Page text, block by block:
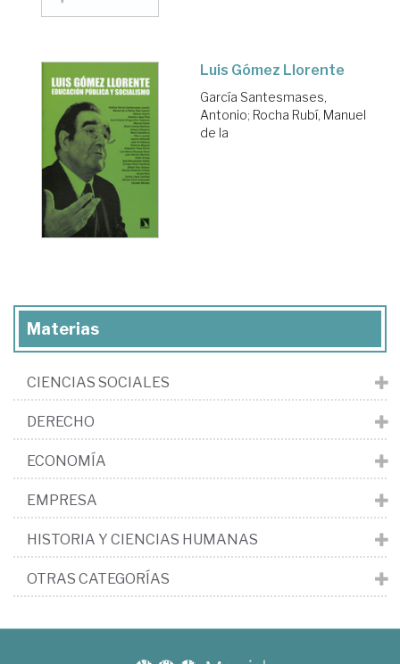
Luis Gómez Llorente
García Santesmases,
Antonio; Rocha Rubí, Manuel
de la
Materias
CIENCIAS SOCIALES
DERECHO
ECONOMÍA
EMPRESA
HISTORIA Y CIENCIAS HUMANAS
OTRAS CATEGORÍAS